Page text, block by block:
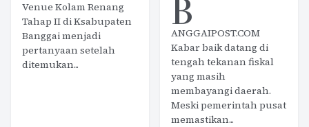
Venue Kolam Renang
Tahap II di Ksabupaten
Banggai menjadi
pertanyaan setelah
ditemukan...
B
ANGGAIPOST.COM
Kabar baik datang di
tengah tekanan fiskal
yang masih
membayangi daerah.
Meski pemerintah pusat
memastikan...